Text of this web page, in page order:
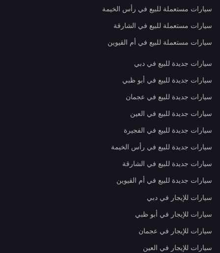
سيارات مستعملة للبيع في رأس الخيمة
سيارات مستعملة للبيع في الشارقة
سيارات مستعملة للبيع في أم القيوين
سيارات جديدة للبيع في دبي
سيارات جديدة للبيع في أبو ظبي
سيارات جديدة للبيع في عجمان
سيارات جديدة للبيع في العين
سيارات جديدة للبيع في الفجيرة
سيارات جديدة للبيع في رأس الخيمة
سيارات جديدة للبيع في الشارقة
سيارات جديدة للبيع في أم القيوين
سيارات للإيجار في دبي
سيارات للإيجار في أبو ظبي
سيارات للإيجار في عجمان
سيارات للإيجار في العين